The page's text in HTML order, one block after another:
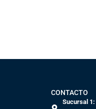
CONTACTO
Sucursal 1: